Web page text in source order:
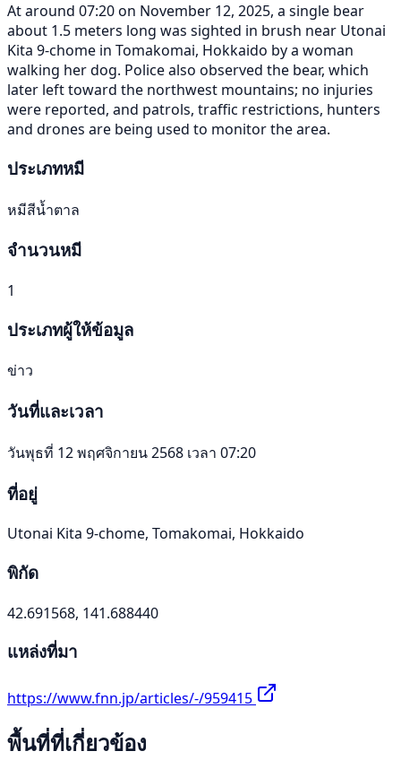
At around 07:20 on November 12, 2025, a single bear
about 1.5 meters long was sighted in brush near Utonai
Kita 9-chome in Tomakomai, Hokkaido by a woman
walking her dog. Police also observed the bear, which
later left toward the northwest mountains; no injuries
were reported, and patrols, traffic restrictions, hunters
and drones are being used to monitor the area.
ประเภทหมี
หมีสีน้ำตาล
จำนวนหมี
1
ประเภทผู้ให้ข้อมูล
ข่าว
วันที่และเวลา
วันพุธที่ 12 พฤศจิกายน 2568 เวลา 07:20
ที่อยู่
Utonai Kita 9-chome, Tomakomai, Hokkaido
พิกัด
42.691568, 141.688440
แหล่งที่มา
https://www.fnn.jp/articles/-/959415
พื้นที่ที่เกี่ยวข้อง